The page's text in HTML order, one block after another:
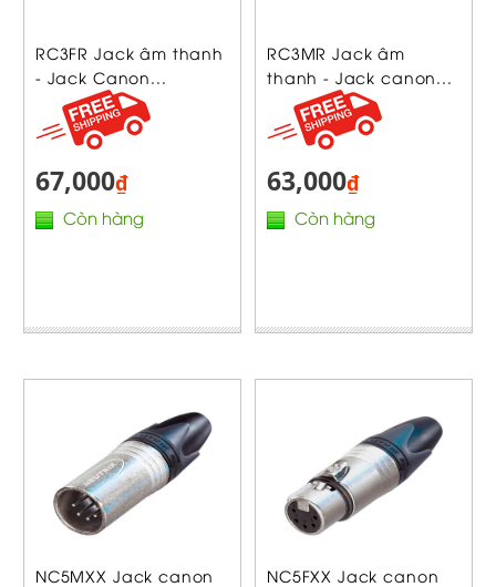
RC3FR Jack âm thanh
- Jack Canon...
67,000₫
Còn hàng
RC3MR Jack âm
thanh - Jack canon...
63,000₫
Còn hàng
NC5MXX Jack canon
NC5FXX Jack canon